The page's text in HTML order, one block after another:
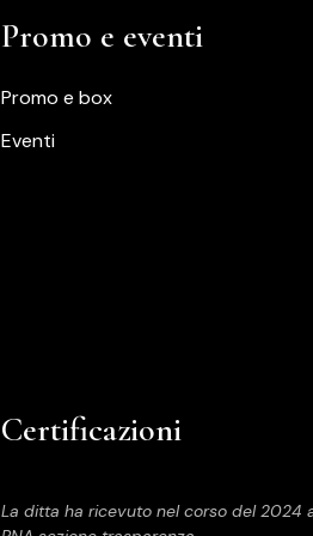
Promo e eventi
Promo e box
Eventi
Certificazioni
La ditta ha ricevuto nel corso del 2024